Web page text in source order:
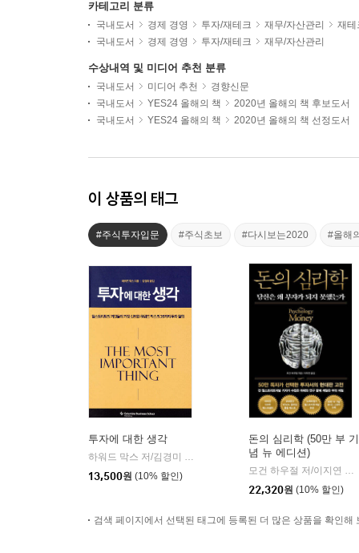
카테고리 분류
국내도서 경제 경영 투자/재테크 재무/자산관리
재테
국내도서
경제 경영 투자/재테크 재무/자산관리
수상내역 및 미디어 추천 분류
국내도서 미디어 추천
경향신문
국내도서
YES24 올해의 책
2020년 올해의 책 후보도서
국내도서
YES24 올해의 책 2020년 올해의 책 선정도서
이 상품의 태그
#주식투자입문 #주식초보 #다시보는2020 #올해
투자에 대한 생각
하워드 막스 저/김경미 역
13,500원 (10% 할인)
돈의 심리학 (50만 부 기
념 뉴 에디션)
모건 하우절 저/이지연 역
22,320원 (10% 할인)
검색 페이지에서 선택된 태그에 등록된 더 많은 상품을 확인해